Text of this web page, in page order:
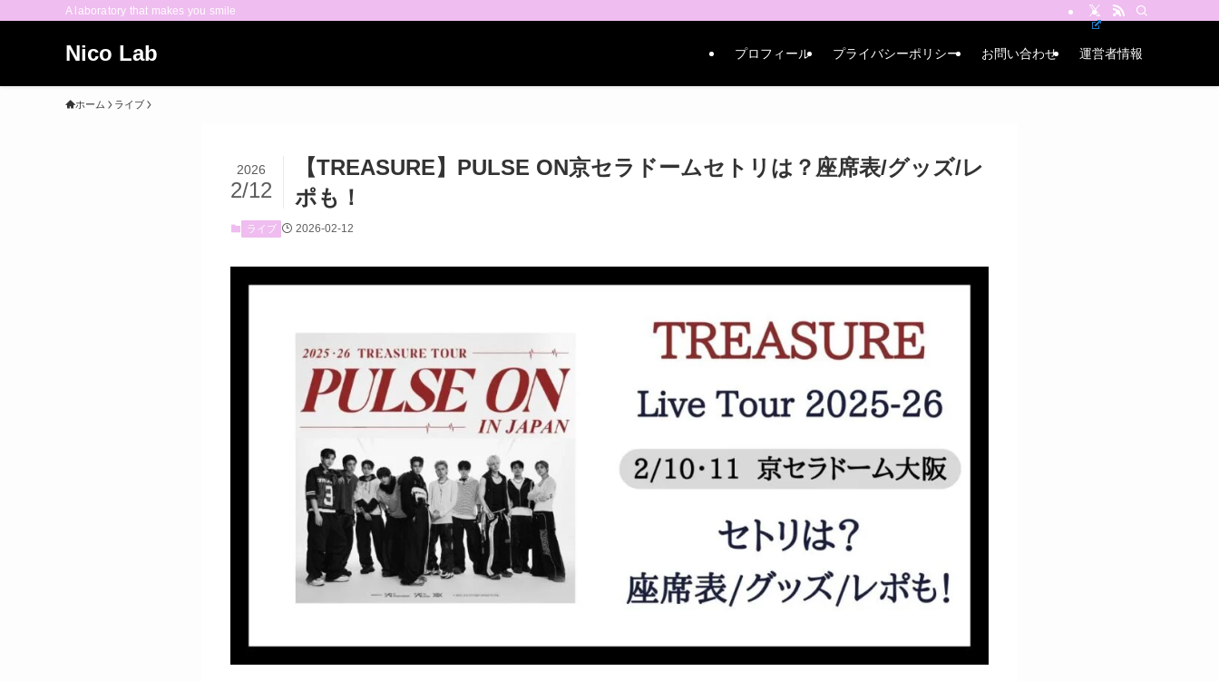
A laboratory that makes you smile
Nico Lab プロフィール プライバシーポリシー お問い合わせ 運営者情報
ホーム ライブ
【TREASURE】PULSE ON京セラドームセトリは？座席表/グッズ/レ
ポも！
2026
2/12
ライブ 2026-02-12